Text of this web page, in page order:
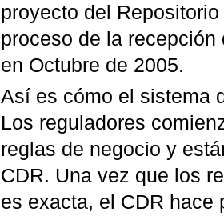
proyecto del
proceso de la
en Octubre de 2005.
Así es cómo el sistema
Los reguladores
reglas de negocio y
CDR. Una vez que los
es exacta, el CDR hace